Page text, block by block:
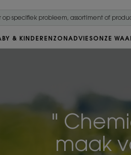
& KINDEREN ZONADVIESONZE
"
maak